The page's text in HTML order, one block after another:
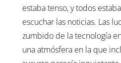
estaba tenso, y todos
escuchar las noticias. Las
zumbido de la tecnología
una atmósfera en la que